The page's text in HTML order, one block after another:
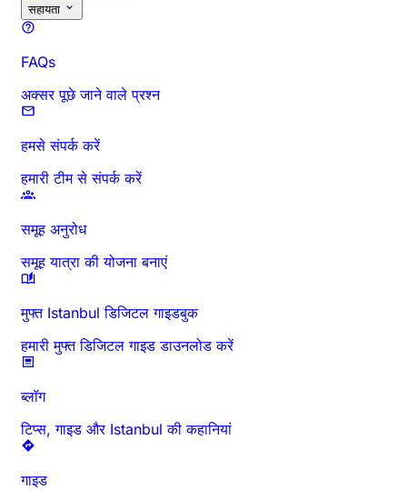
सहायता
FAQs
अक्सर पूछे जाने वाले प्रश्न
हमसे संपर्क करें
हमारी टीम से संपर्क करें
समूह अनुरोध
समूह यात्रा की योजना बनाएं
मुफ्त Istanbul डिजिटल गाइडबुक
हमारी मुफ्त डिजिटल गाइड डाउनलोड करें
ब्लॉग
टिप्स, गाइड और Istanbul की कहानियां
गाइड